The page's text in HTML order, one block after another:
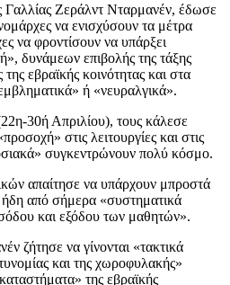
Ζεράλντ Νταρμανέν, έδωσε
να ενισχύσουν τα μέτρα
να φροντίσουν να υπάρξει
δυνάμεων επιβολής της τάξης
εβραϊκής κοινότητας και στα
ή «νευραλγικά».
30ή Απριλίου), τους κάλεσε
στις λειτουργίες και στις
συγκεντρώνουν πολύ κόσμο.
απαίτησε να υπάρχουν μπροστά
ήδη από σήμερα «συστηματικά
και εξόδου των μαθητών».
ζήτησε να γίνονται «τακτικά
και της χωροφυλακής»
της εβραϊκής